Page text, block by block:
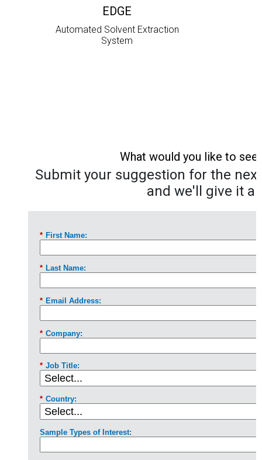
EDGE
Automated Solvent Extraction
System
What would you like to
Submit your suggestion for the
and we'll give it a